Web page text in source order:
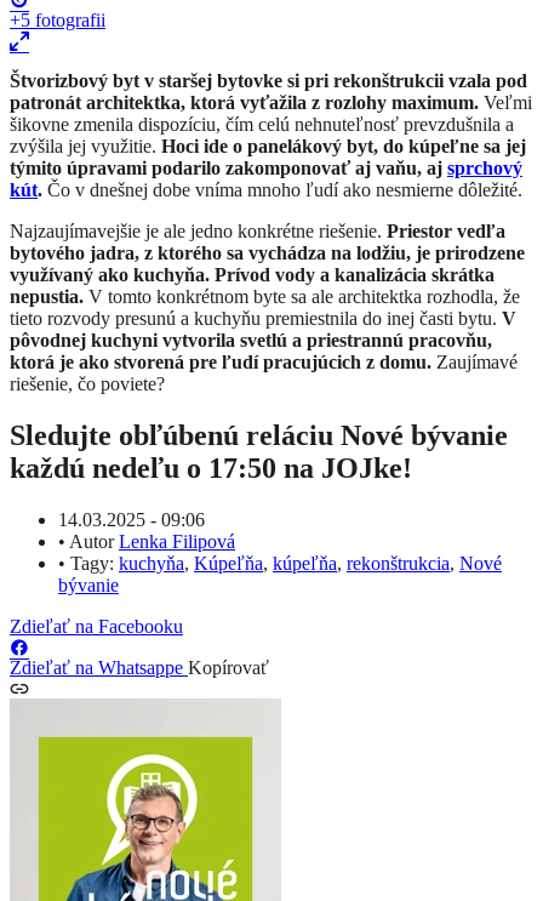
+5 fotografii
Štvorizbový byt v staršej bytovke si pri rekonštrukcii vzala pod
patronát architektka, ktorá vyťažila z rozlohy maximum. Veľmi
šikovne zmenila dispozíciu, čím celú nehnuteľnosť prevzdušnila a
zvýšila jej využitie. Hoci ide o panelákový byt, do kúpeľne sa jej
týmito úpravami podarilo zakomponovať aj vaňu, aj sprchový
kút. Čo v dnešnej dobe vníma mnoho ľudí ako nesmierne dôležité.
Najzaujímavejšie je ale jedno konkrétne riešenie. Priestor vedľa
bytového jadra, z ktorého sa vychádza na lodžiu, je prirodzene
využívaný ako kuchyňa. Prívod vody a kanalizácia skrátka
nepustia. V tomto konkrétnom byte sa ale architektka rozhodla, že
tieto rozvody presunú a kuchyňu premiestnila do inej časti bytu. V
pôvodnej kuchyni vytvorila svetlú a priestrannú pracovňu,
ktorá je ako stvorená pre ľudí pracujúcich z domu. Zaujímavé
riešenie, čo poviete?
Sledujte obľúbenú reláciu Nové bývanie
každú nedeľu o 17:50 na JOJke!
14.03.2025 - 09:06
• AutorLenka Filipová
• Tagy: kuchyňa, Kúpeľňa, kúpeľňa, rekonštrukcia, Nové
bývanie
Zdieľať na Facebooku
Zdieľať na Whatsappe Kopírovať